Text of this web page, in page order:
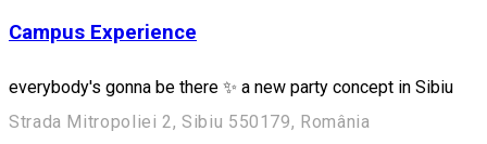
Campus Experience
everybody's gonna be there ✨ a new party concept in Sibiu
Strada Mitropoliei 2, Sibiu 550179, România